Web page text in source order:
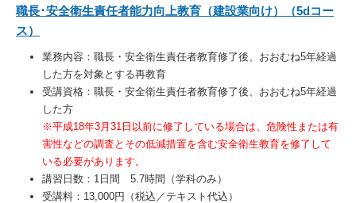
職長･安全衛生責任者能力向上教育（建設業向け）（5dコー
ス）
業務内容：職長・安全衛生責任者教育修了後、おおむね5年経過
した方を対象とする再教育
受講資格：職長・安全衛生責任者教育修了後、おおむね5年経過
した方
※平成18年3月31日以前に修了している場合は、危険性または有
害性などの調査とその低減措置を含む安全衛生教育を修了して
いる必要があります。
講習日数：1日間 5.7時間（学科のみ）
受講料：13,000円（税込／テキスト代込）